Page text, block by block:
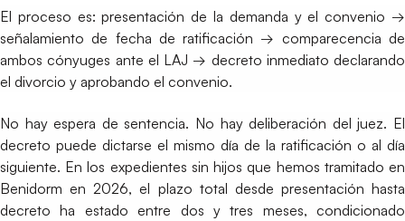
El proceso es: presentación de la demanda y el convenio →
señalamiento de fecha de ratificación → comparecencia de
ambos cónyuges ante el LAJ → decreto inmediato declarando
el divorcio y aprobando el convenio.
No hay espera de sentencia. No hay deliberación del juez. El
decreto puede dictarse el mismo día de la ratificación o al día
siguiente. En los expedientes sin hijos que hemos tramitado en
Benidorm en 2026, el plazo total desde presentación hasta
decreto ha estado entre dos y tres meses, condicionado